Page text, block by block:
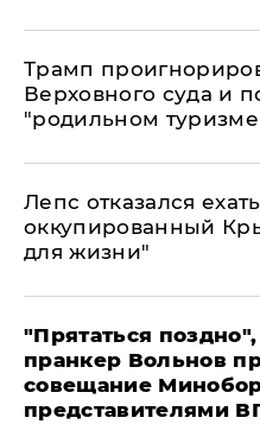
Трамп
Верховного суда и
"родильном
Лепс отказался
оккупированный
для жизни"
"Прятаться
пранкер Вольнов
совещание
представителями